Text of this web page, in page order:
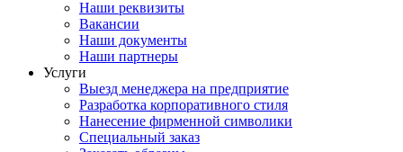
Наши реквизиты
Вакансии
Наши документы
Наши партнеры
Услуги
Выезд менеджера на предприятие
Разработка корпоративного стиля
Нанесение фирменной символики
Специальный заказ